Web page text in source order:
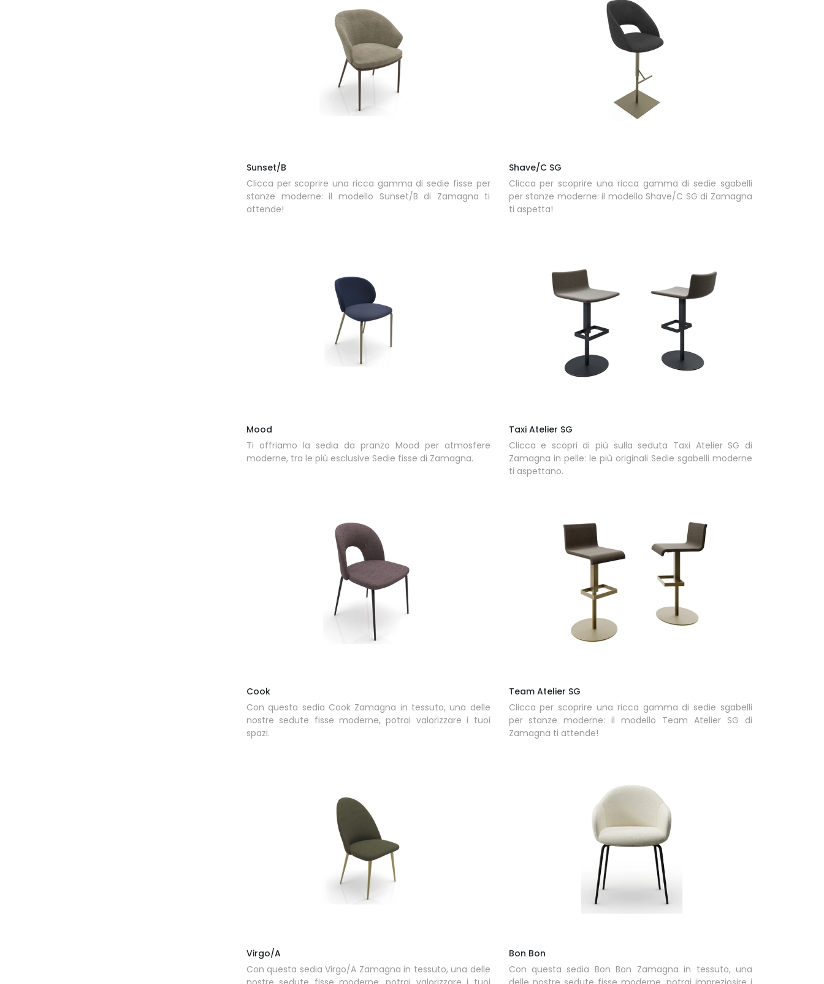
Sunset/B
Clicca per scoprire una ricca gamma di sedie fisse per
stanze moderne: il modello Sunset/B di Zamagna ti
attende!
Shave/C SG
Clicca per scoprire una ricca gamma di sedie sgabelli
per stanze moderne: il modello Shave/C SG di Zamagna
ti aspetta!
Mood
Ti offriamo la sedia da pranzo Mood per atmosfere
moderne, tra le più esclusive Sedie fisse di Zamagna.
Taxi Atelier SG
Clicca e scopri di più sulla seduta Taxi Atelier SG di
Zamagna in pelle: le più originali Sedie sgabelli moderne
ti aspettano.
Cook
Con questa sedia Cook Zamagna in tessuto, una delle
nostre sedute fisse moderne, potrai valorizzare i tuoi
spazi.
Team Atelier SG
Clicca per scoprire una ricca gamma di sedie sgabelli
per stanze moderne: il modello Team Atelier SG di
Zamagna ti attende!
Virgo/A
Con questa sedia Virgo/A Zamagna in tessuto, una delle
Bon Bon
Con questa sedia Bon Bon Zamagna in tessuto, una